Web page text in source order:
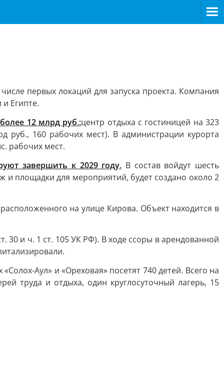
первых локаций для запуска проекта. Компания
Египте.
12 млрд руб.:центр отдыха с гостиницей на 323
160 рабочих мест). В администрации курорта
рабочих мест.
завершить к 2029 году. В состав войдут шесть
и площадки для мероприятий, будет создано около 2
расположенного на улице Кирова. Объект находится в
30 и ч. 1 ст. 105 УК РФ). В ходе ссоры в арендованной
Аул» и «Ореховая» посетят 740 детей. Всего на
труда и отдыха, один круглосуточный лагерь, 15